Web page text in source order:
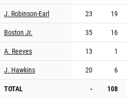
J. Robinson-Earl
23 19
Boston Jr.
35 16
A. Reeves
13 1
J. Hawkins
20 6
TOTAL
- 108